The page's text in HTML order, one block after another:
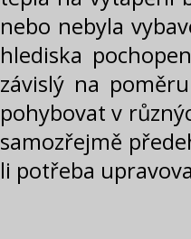
nebo nebyla
hlediska
závislý na
pohybovat v
samozřejmě
li potřeba